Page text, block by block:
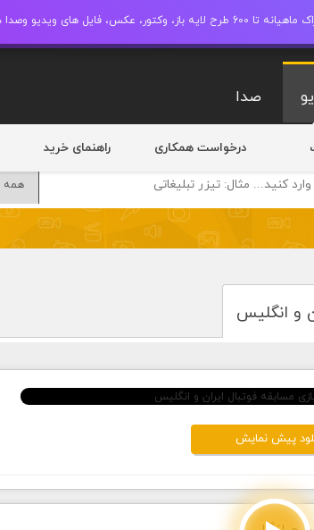
عکس، فایل های ویدیو وصدا دانلود کنید.
صدا
درخواست همکاری راهنمای خرید
و انگلیس
پيش نمايش